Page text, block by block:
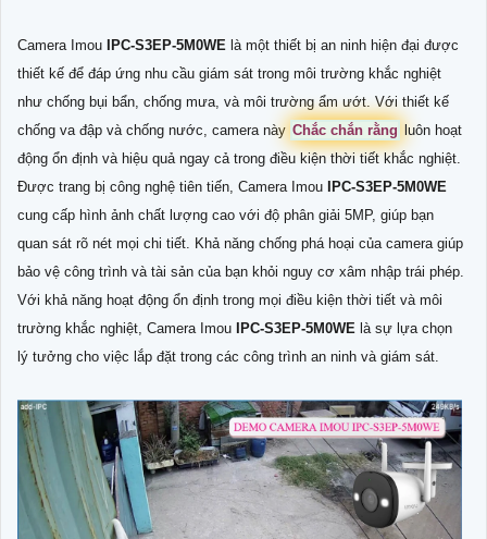
Camera Imou IPC-S3EP-5M0WE là một thiết bị an ninh hiện đại được
thiết kế để đáp ứng nhu cầu giám sát trong môi trường khắc nghiệt
như chống bụi bẩn, chống mưa, và môi trường ẩm ướt. Với thiết kế
chống va đập và chống nước, camera này Chắc chắn rằng
luôn hoạt
động ổn định và hiệu quả ngay cả trong điều kiện thời tiết khắc nghiệt.
Được trang bị công nghệ tiên tiến, Camera Imou
IPC-S3EP-5M0WE
cung cấp hình ảnh chất lượng cao với độ phân giải 5MP, giúp bạn
quan sát rõ nét mọi chi tiết. Khả năng chống phá hoại của camera giúp
bảo vệ công trình và tài sản của bạn khỏi nguy cơ xâm nhập trái phép.
Với khả năng hoạt động ổn định trong mọi điều kiện thời tiết và môi
trường khắc nghiệt, Camera Imou
IPC-S3EP-5M0WE là sự lựa chọn
lý tưởng cho việc lắp đặt trong các công trình an ninh và giám sát.